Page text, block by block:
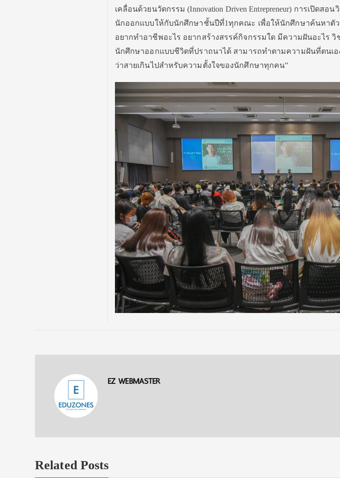
เคลื่อนด้วยนวัตกรรม (Innovation Driven Entrepreneur) การเปิดสอ
นักออกแบบให้กับนักศึกษาชั้นปีที่1ทุกคณะ เพื่อให้นักศึกษาค้นหาตั
อยากทำอาชีพอะไร อยากสร้างสรรค์กิจกรรมใด มีความฝันอะไร วิช
นักศึกษาออกแบบชีวิตที่ปราถนาได้ สามารถทำตามความฝันที่ตนเ
ว่าสายเกินไปสำหรับความตั้งใจของนักศึกษาทุกคน”
EZ WEBMASTER
Related Posts